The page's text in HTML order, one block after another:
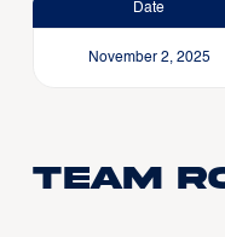
Date
November 2, 2025
Team